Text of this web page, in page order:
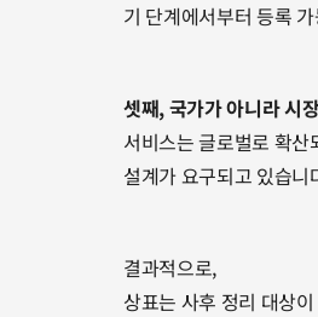
기 단계에서부터 등록
셋째, 국가가 아니라 시
서비스는 글로벌로 확
설계가 요구되고 있습니
결과적으로,
상표는 사후 정리 대상